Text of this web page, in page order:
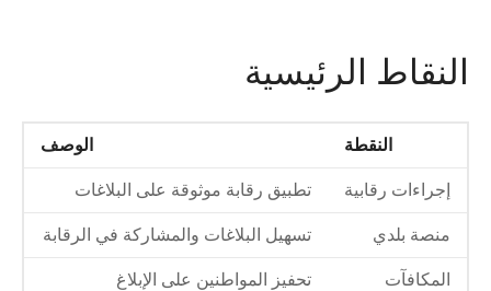
النقاط الرئيسية
النقطة الوصف
إجراءات رقابية تطبيق رقابة موثوقة على البلاغات
منصة بلدي تسهيل البلاغات والمشاركة في الرقابة
المكافآت تحفيز المواطنين على الإبلاغ